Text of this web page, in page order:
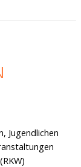
Jugendlichen